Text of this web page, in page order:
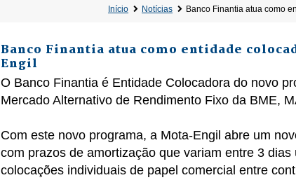
Início Notícias Banco Finantia atua como
Banco Finantia atua como entidade
Engil
O Banco Finantia é Entidade Colocadora do novo
Mercado Alternativo de Rendimento Fixo da BME,
Com este novo programa, a Mota-Engil abre um
com prazos de amortização que variam entre 3
colocações individuais de papel comercial entre